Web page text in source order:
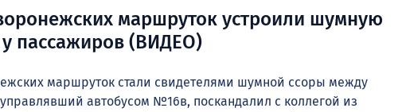
маршруток устроили шумную
у пассажиров (ВИДЕО)
маршруток стали свидетелями шумной ссоры между
автобусом №16в, поскандалил с коллегой из